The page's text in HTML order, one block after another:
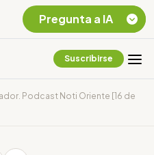
Suscribirse
Podcast Noti Oriente [16 de
Pregunta a IA
Chevron Ecuador